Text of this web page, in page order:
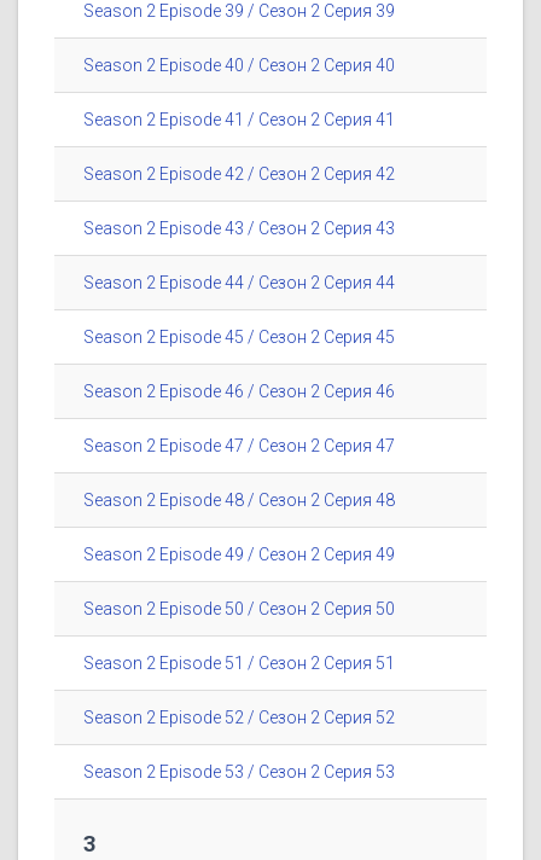
Season 2 Episode 39 / Сезон 2 Серия 39
Season 2 Episode 40 / Сезон 2 Серия 40
Season 2 Episode 41 / Сезон 2 Серия 41
Season 2 Episode 42 / Сезон 2 Серия 42
Season 2 Episode 43 / Сезон 2 Серия 43
Season 2 Episode 44 / Сезон 2 Серия 44
Season 2 Episode 45 / Сезон 2 Серия 45
Season 2 Episode 46 / Сезон 2 Серия 46
Season 2 Episode 47 / Сезон 2 Серия 47
Season 2 Episode 48 / Сезон 2 Серия 48
Season 2 Episode 49 / Сезон 2 Серия 49
Season 2 Episode 50 / Сезон 2 Серия 50
Season 2 Episode 51 / Сезон 2 Серия 51
Season 2 Episode 52 / Сезон 2 Серия 52
Season 2 Episode 53 / Сезон 2 Серия 53
3